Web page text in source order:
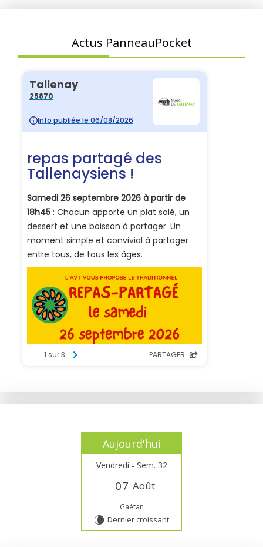
Actus PanneauPocket
Aujourd'hui
Vendredi - Sem. 32
07 Août
Gaétan
V Dernier croissant